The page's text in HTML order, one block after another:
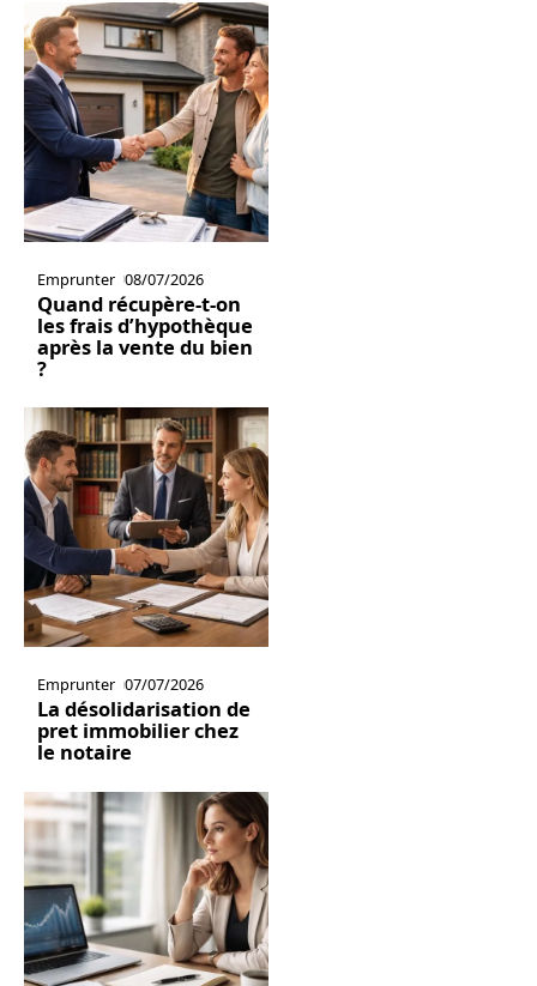
Emprunter 08/07/2026
Quand récupère-t-on
les frais d’hypothèque
après la vente du bien
?
Emprunter 07/07/2026
La désolidarisation de
pret immobilier chez
le notaire